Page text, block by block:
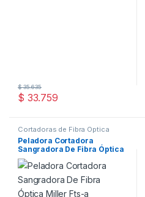
$ 33.759
$35.635
Cortadoras de Fibra Óptica
Peladora Cortadora
Sangradora De Fibra Óptica
Miller Fts-a